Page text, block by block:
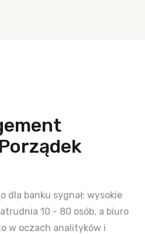
dla banku sygnał: wysokie
10 - 80 osób, a biuro
w oczach analityków i